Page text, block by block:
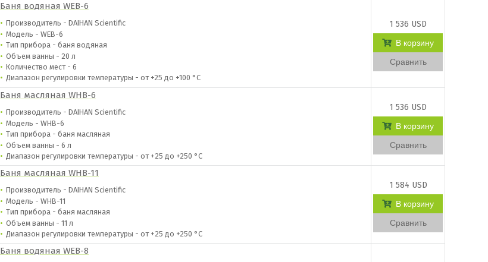
Баня водяная WEB-6
Производитель - DAIHAN Scientific
Модель - WEB-6
Тип прибора - баня водяная
Объем ванны - 20 л
Количество мест - 6
Диапазон регулировки температуры - от +25 до +100 °С
1 536 USD
В корзину
Сравнить
Баня масляная WHB-6
Производитель - DAIHAN Scientific
Модель - WHB-6
Тип прибора - баня масляная
Объем ванны - 6 л
Диапазон регулировки температуры - от +25 до +250 °С
1 536 USD
В корзину
Сравнить
Баня масляная WHB-11
Производитель - DAIHAN Scientific
Модель - WHB-11
Тип прибора - баня масляная
Объем ванны - 11 л
Диапазон регулировки температуры - от +25 до +250 °С
1 584 USD
В корзину
Сравнить
Баня водяная WEB-8